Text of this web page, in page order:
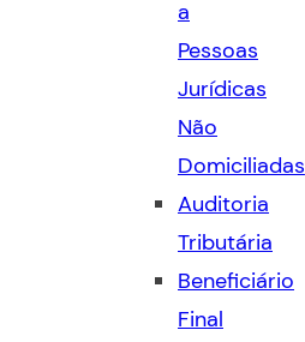
a
Pessoas
Jurídicas
Não
Domiciliadas
Auditoria
Tributária
Beneficiário
Final